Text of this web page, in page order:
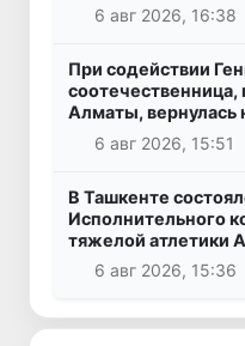
6 авг 2026, 16:38
При содействии
соотечественница,
Алматы, вернулась
6 авг 2026, 15:51
В Ташкенте
Исполнительного
тяжелой атлетики
6 авг 2026, 15:36